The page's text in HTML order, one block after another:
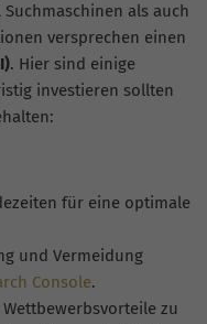
als auch
versprechen einen
. Hier sind einige
investieren sollten
für eine optimale
und Vermeidung
Console.
zu